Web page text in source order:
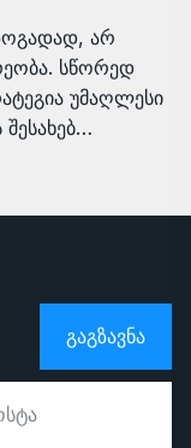
არ
სწორედ
უმაღლესი
ᲒᲐᲒᲖᲐᲕᲜᲐ